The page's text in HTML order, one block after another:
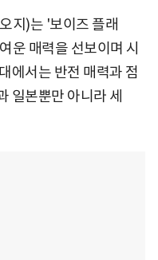
지)는 '보이즈 플래
운 매력을 선보이며 시
에서는 반전 매력과 점
일본뿐만 아니라 세